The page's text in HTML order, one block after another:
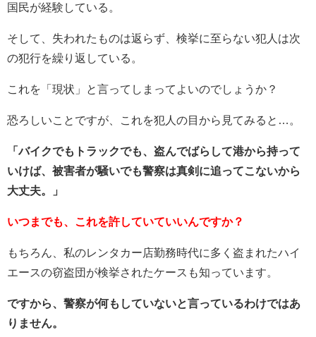
国民が経験している。
そして、失われたものは返らず、検挙に至らない犯人は次
の犯行を繰り返している。
これを「現状」と言ってしまってよいのでしょうか？
恐ろしいことですが、これを犯人の目から見てみると…。
「バイクでもトラックでも、盗んでばらして港から持って
いけば、被害者が騒いでも警察は真剣に追ってこないから
大丈夫。」
いつまでも、これを許していていいんですか？
もちろん、私のレンタカー店勤務時代に多く盗まれたハイ
エースの窃盗団が検挙されたケースも知っています。
ですから、警察が何もしていないと言っているわけではあ
りません。